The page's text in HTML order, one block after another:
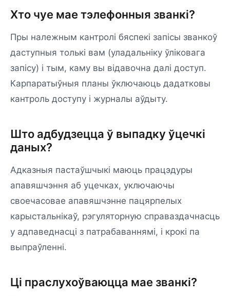
Хто чуе мае тэлефонныя званкі?
Пры належным кантролі бяспекі запісы званкоў
даступныя толькі вам (уладальніку ўліковага
запісу) і тым, каму вы відавочна далі доступ.
Карпаратыўныя планы ўключаюць дадатковы
кантроль доступу і журналы аўдыту.
Што адбудзецца ў выпадку ўцечкі
даных?
Адказныя пастаўшчыкі маюць працэдуры
апавяшчэння аб уцечках, уключаючы
своечасовае апавяшчэнне пацярпелых
карыстальнікаў, рэгуляторную справаздачнасць
у адпаведнасці з патрабаваннямі, і крокі па
выпраўленні.
Ці праслухоўваюцца мае званкі?